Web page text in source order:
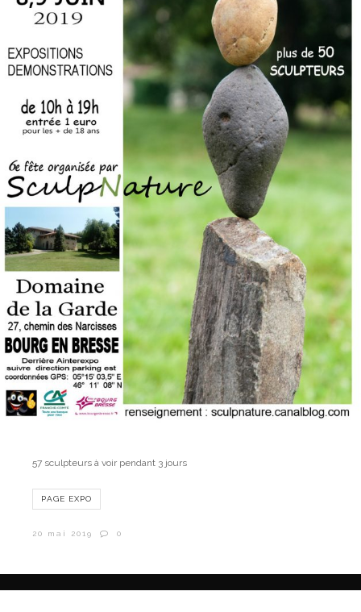
57 sculpteurs à voir pendant 3 jours
PAGE EXPO
20 mai 2019 0